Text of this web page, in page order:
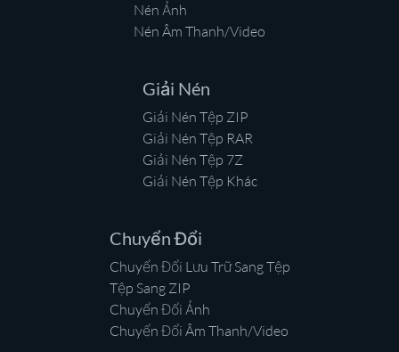
Nén Ảnh
Nén Âm Thanh/Video
Giải Nén
Giải Nén Tệp ZIP
Giải Nén Tệp RAR
Giải Nén Tệp 7Z
Giải Nén Tệp Khác
Chuyển Đổi
Chuyển Đổi Lưu Trữ Sang Tệp
Tệp Sang ZIP
Chuyển Đổi Ảnh
Chuyển Đổi Âm Thanh/Video